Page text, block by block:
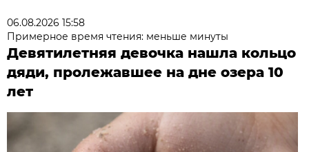
06.08.2026 15:58
Примерное время чтения: меньше минуты
Девятилетняя девочка нашла кольцо
дяди, пролежавшее на дне озера 10
лет